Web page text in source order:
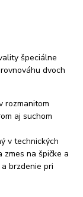
špeciálne
dvoch
rozmanitom
aj suchom
v technických
zmes na špičke a
brzdenie pri